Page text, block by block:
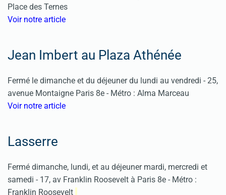
Place des Ternes
Voir notre article
Jean Imbert au Plaza Athénée
Fermé le dimanche et du déjeuner du lundi au vendredi - 25,
avenue Montaigne Paris 8e - Métro : Alma Marceau
Voir notre article
Lasserre
Fermé dimanche, lundi, et au déjeuner mardi, mercredi et
samedi - 17, av Franklin Roosevelt à Paris 8e - Métro :
Franklin Roosevelt